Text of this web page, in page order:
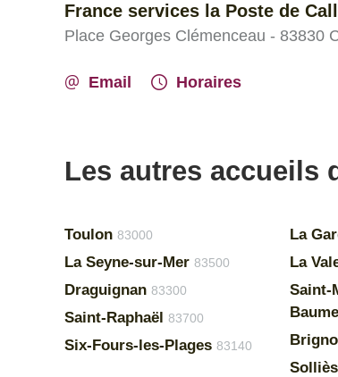
France services la Poste de
Place Georges Clémenceau - 83830
Email Horaires
Les autres accueils
Toulon 83000
La Seyne-sur-Mer 83500
Draguignan 83300
Saint-Raphaël 83700
Six-Fours-les-Plages 83140
La
La
Saint-
Baume